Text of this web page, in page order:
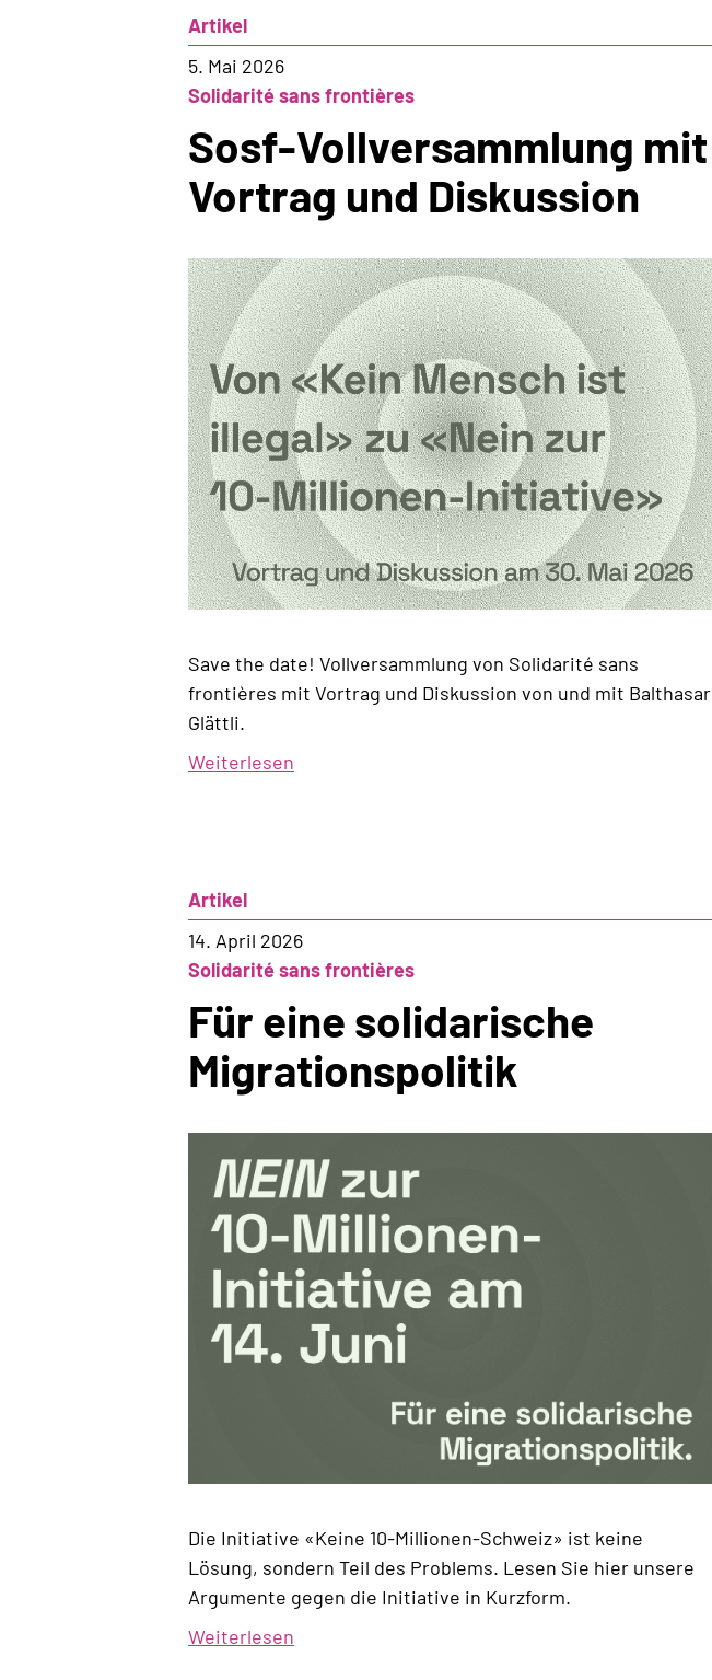
Initiative
Artikel
5. Mai 2026
Solidarité sans frontières
Sosf-Vollversammlung mit
Vortrag und Diskussion
Save the date! Vollversammlung von Solidarité sans
frontières mit Vortrag und Diskussion von und mit Balthasar
Glättli.
Weiterlesen
Diskussion
Artikel
14. April 2026
Solidarité sans frontières
Für eine solidarische
Migrationspolitik
Die Initiative «Keine 10-Millionen-Schweiz» ist keine
Lösung, sondern Teil des Problems. Lesen Sie hier unsere
Argumente gegen die Initiative in Kurzform.
Weiterlesen